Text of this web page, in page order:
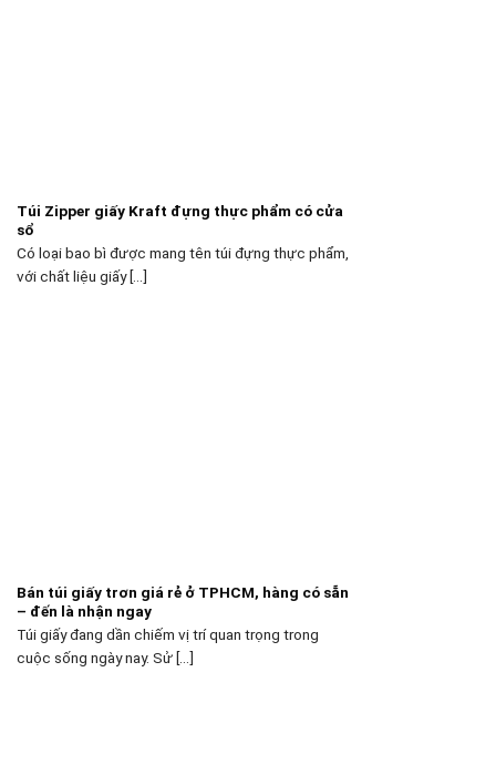
Túi Zipper giấy Kraft đựng thực phẩm có cửa
sổ
Có loại bao bì được mang tên túi đựng thực phẩm,
với chất liệu giấy [...]
Bán túi giấy trơn giá rẻ ở TPHCM, hàng có sẵn
– đến là nhận ngay
Túi giấy đang dần chiếm vị trí quan trọng trong
cuộc sống ngày nay. Sử [...]